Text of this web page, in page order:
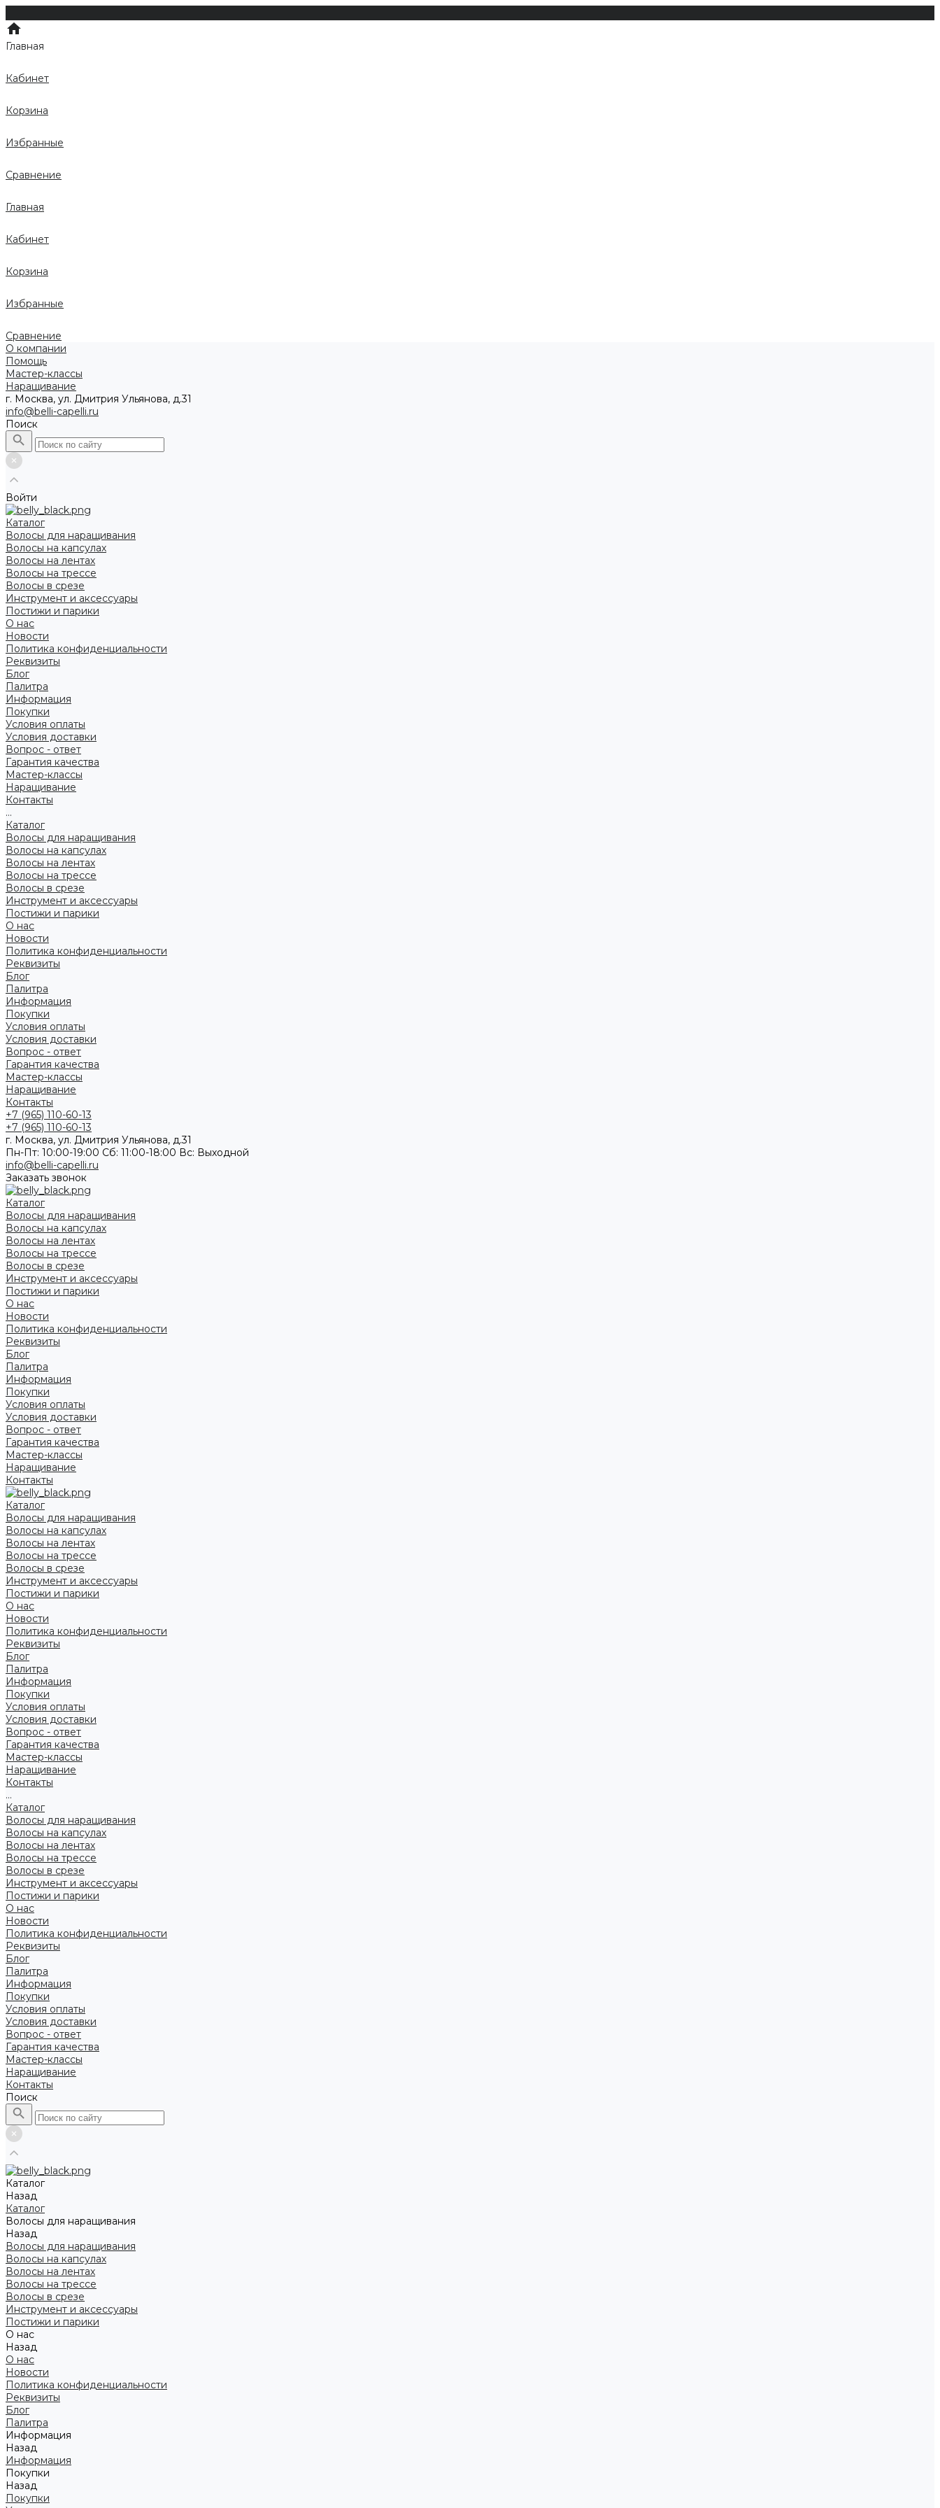
Главная
Кабинет
Корзина
Избранные
Сравнение
Главная
Кабинет
Корзина
Избранные
Сравнение
О компании
Помощь
Мастер-классы
Наращивание
г. Москва, ул. Дмитрия Ульянова, д.31
info@belli-capelli.ru
Поиск
Войти
Каталог
Волосы для наращивания
Волосы на капсулах
Волосы на лентах
Волосы на трессе
Волосы в срезе
Инструмент и аксессуары
Постижи и парики
О нас
Новости
Политика конфиденциальности
Реквизиты
Блог
Палитра
Информация
Покупки
Условия оплаты
Условия доставки
Вопрос - ответ
Гарантия качества
Мастер-классы
Наращивание
Контакты
...
Каталог
Волосы для наращивания
Волосы на капсулах
Волосы на лентах
Волосы на трессе
Волосы в срезе
Инструмент и аксессуары
Постижи и парики
О нас
Новости
Политика конфиденциальности
Реквизиты
Блог
Палитра
Информация
Покупки
Условия оплаты
Условия доставки
Вопрос - ответ
Гарантия качества
Мастер-классы
Наращивание
Контакты
+7 (965) 110-60-13
+7 (965) 110-60-13
г. Москва, ул. Дмитрия Ульянова, д.31
Пн-Пт: 10:00-19:00 Cб: 11:00-18:00 Вс: Выходной
info@belli-capelli.ru
Заказать звонок
Каталог
Волосы для наращивания
Волосы на капсулах
Волосы на лентах
Волосы на трессе
Волосы в срезе
Инструмент и аксессуары
Постижи и парики
О нас
Новости
Политика конфиденциальности
Реквизиты
Блог
Палитра
Информация
Покупки
Условия оплаты
Условия доставки
Вопрос - ответ
Гарантия качества
Мастер-классы
Наращивание
Контакты
Каталог
Волосы для наращивания
Волосы на капсулах
Волосы на лентах
Волосы на трессе
Волосы в срезе
Инструмент и аксессуары
Постижи и парики
О нас
Новости
Политика конфиденциальности
Реквизиты
Блог
Палитра
Информация
Покупки
Условия оплаты
Условия доставки
Вопрос - ответ
Гарантия качества
Мастер-классы
Наращивание
Контакты
...
Каталог
Волосы для наращивания
Волосы на капсулах
Волосы на лентах
Волосы на трессе
Волосы в срезе
Инструмент и аксессуары
Постижи и парики
О нас
Новости
Политика конфиденциальности
Реквизиты
Блог
Палитра
Информация
Покупки
Условия оплаты
Условия доставки
Вопрос - ответ
Гарантия качества
Мастер-классы
Наращивание
Контакты
Поиск
Каталог
Назад
Каталог
Волосы для наращивания
Назад
Волосы для наращивания
Волосы на капсулах
Волосы на лентах
Волосы на трессе
Волосы в срезе
Инструмент и аксессуары
Постижи и парики
О нас
Назад
О нас
Новости
Политика конфиденциальности
Реквизиты
Блог
Палитра
Информация
Назад
Информация
Покупки
Назад
Покупки